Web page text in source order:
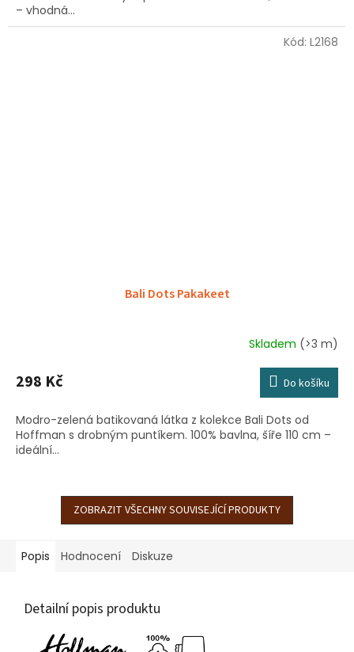
– vhodná...
Bali Dots Pakakeet
Skladem (>3 m)
298 Kč Do košíku
Modro-zelená batikovaná látka z kolekce Bali Dots od
Hoffman s drobným puntíkem. 100% bavlna, šíře 110 cm –
ideální...
Kód: L2168
ZOBRAZIT VŠECHNY SOUVISEJÍCÍ PRODUKTY
Popis Hodnocení Diskuze
Detailní popis produktu